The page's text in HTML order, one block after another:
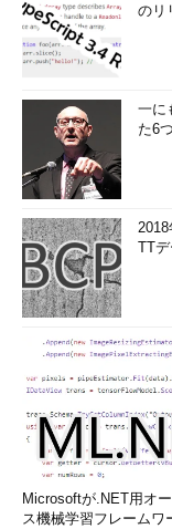
のリ
一に
た6
TT
Microsoftが.NET用オ
ス機械学習フレームワ